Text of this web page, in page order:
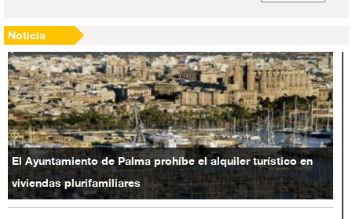
Noticia
El Ayuntamiento de Palma prohíbe el alquiler turístico en
viviendas plurifamiliares